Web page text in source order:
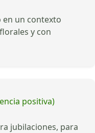
un contexto
y con
positiva)
jubilaciones, para